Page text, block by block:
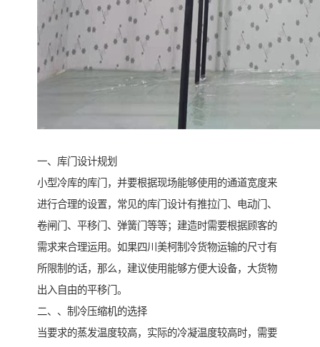
一、库门设计规划
小型冷库的库门，并要根据现场能够使用的通道宽度来
进行合理的设置，常见的库门设计有推拉门、电动门、
卷闸门、平移门、弹簧门等等；建造时需要根据顾客的
需求来合理运用。如果四川美柯制冷货物运输的尺寸有
所限制的话，那么，建议使用能够方便大设备，大货物
出入自由的平移门。
二、、制冷压缩机的选择
当要求的蒸发温度较高，实际的冷凝温度较高时，需要